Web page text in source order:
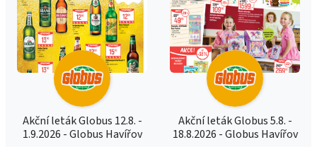
Akční leták Globus 12.8. -
1.9.2026 - Globus Havířov
Akční leták Globus 5.8. -
18.8.2026 - Globus Havířov